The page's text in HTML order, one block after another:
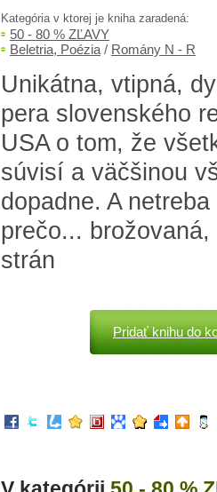
Kategória v ktorej je kniha zaradená:
50 - 80 % ZĽAVY
Beletria, Poézia / Romány N - R
Unikátna, vtipná,
pera slovenského
USA o tom, že
súvisí a väčšinou
dopadne. A
prečo...
strán
Pridať knihu do